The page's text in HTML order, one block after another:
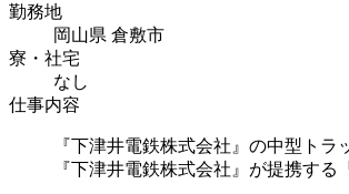
勤務地
岡山県 倉敷市
寮・社宅
なし
仕事内容
『下津井電鉄株式会社』の中型トラ
『下津井電鉄株式会社』が提携す